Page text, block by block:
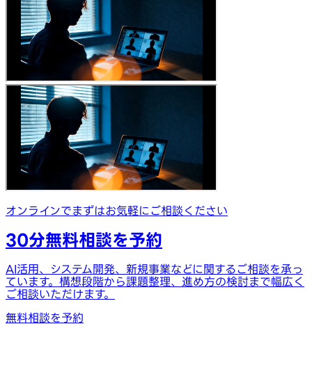
オンラインでまずはお気軽にご相談ください
30分無料相談を予約
AI活用、システム開発、新規事業などに関するご相談を承っ
ています。構想段階から課題整理、進め方の検討まで幅広く
ご相談いただけます。
無料相談を予約